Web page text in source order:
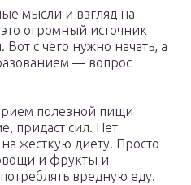
мысли и взгляд на
огромный источник
с чего нужно начать, а
— вопрос
полезной пищи
придаст сил. Нет
жесткую диету. Просто
и фрукты и
вредную еду.